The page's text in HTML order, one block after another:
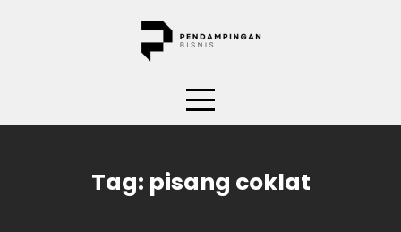
Tag: pisang coklat